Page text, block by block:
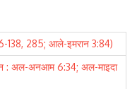
138, 285; आले-इमरान 3:84)
: अल-अनआम 6:34; अल-माइदा